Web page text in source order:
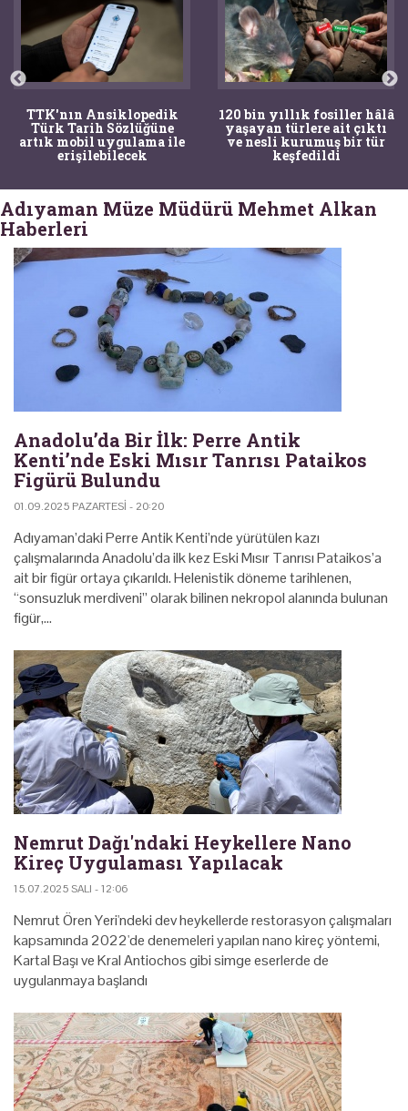
TTK'nın Ansiklopedik
Türk Tarih Sözlüğüne
artık mobil uygulama ile
erişilebilecek
120 bin yıllık fosiller hâlâ
yaşayan türlere ait çıktı
ve nesli kurumuş bir tür
keşfedildi
Adıyaman Müze Müdürü Mehmet Alkan
Haberleri
Anadolu’da Bir İlk: Perre Antik
Kenti’nde Eski Mısır Tanrısı Pataikos
Figürü Bulundu
01.09.2025 PAZARTESI - 20:20
Adıyaman’daki Perre Antik Kenti’nde yürütülen kazı
çalışmalarında Anadolu’da ilk kez Eski Mısır Tanrısı Pataikos’a
ait bir figür ortaya çıkarıldı. Helenistik döneme tarihlenen,
“sonsuzluk merdiveni” olarak bilinen nekropol alanında bulunan
figür,…
Nemrut Dağı'ndaki Heykellere Nano
Kireç Uygulaması Yapılacak
15.07.2025 SALI - 12:06
Nemrut Ören Yeri'ndeki dev heykellerde restorasyon çalışmaları
kapsamında 2022'de denemeleri yapılan nano kireç yöntemi,
Kartal Başı ve Kral Antiochos gibi simge eserlerde de
uygulanmaya başlandı